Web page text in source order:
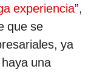
experiencia”,
que se
ya
una